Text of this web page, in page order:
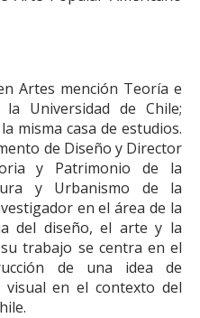
Artes mención Teoría e
Universidad de Chile;
misma casa de estudios.
de Diseño y Director
y Patrimonio de la
y Urbanismo de la
en el área de la
del diseño, el arte y la
trabajo se centra en el
de una idea de
visual en el contexto del